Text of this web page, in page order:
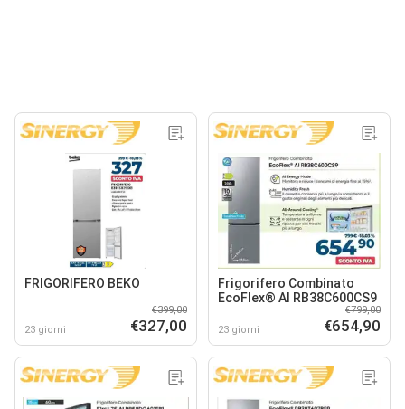
FRIGORIFERO BEKO
23 giorni
€399,00
€327,00
Frigorifero Combinato
EcoFlex® AI RB38C600CS9
23 giorni
€799,00
€654,90